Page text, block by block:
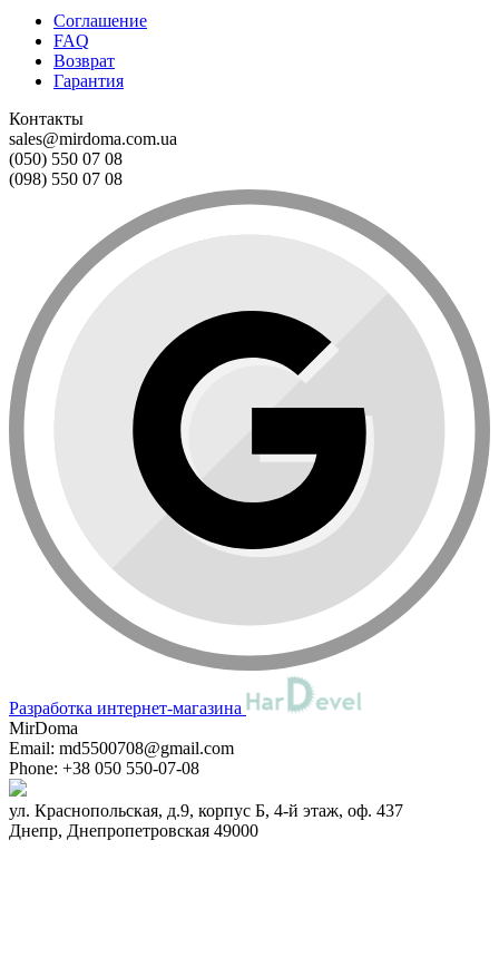
Соглашение
FAQ
Возврат
Гарантия
Контакты
sales@mirdoma.com.ua
(050) 550 07 08
(098) 550 07 08
Разработка интернет-магазина
MirDoma
Email: md5500708@gmail.com
Phone: +38 050 550-07-08
ул. Краснопольская, д.9, корпус Б, 4-й этаж, оф. 437
Днепр, Днепропетровская 49000